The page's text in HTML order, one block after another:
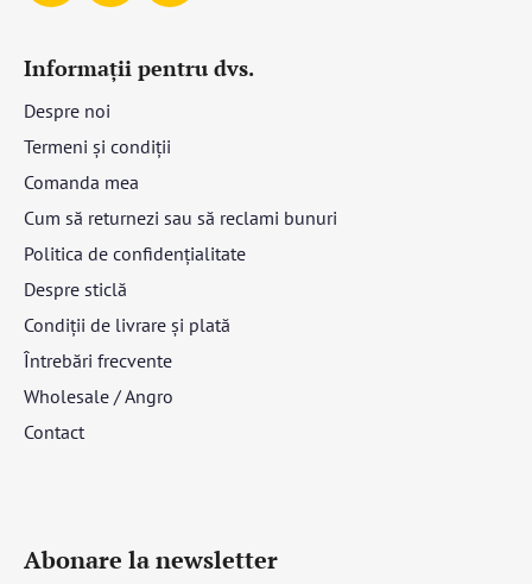
Informații pentru dvs.
Despre noi
Termeni și condiții
Comanda mea
Cum să returnezi sau să reclami bunuri
Politica de confidențialitate
Despre sticlă
Condiții de livrare și plată
Întrebări frecvente
Wholesale / Angro
Contact
Abonare la newsletter